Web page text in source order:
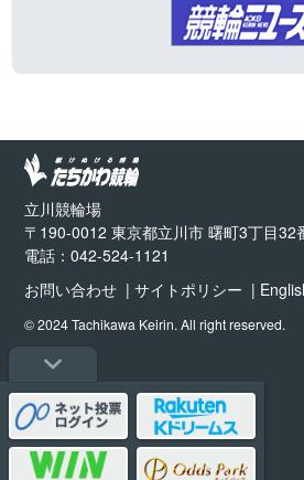
立川競輪場
〒190-0012 東京都立川市 曙町3丁目
電話：042-524-1121
お問い合わせ
サイトポリシー
© 2024 Tachikawa Keirin. All right reserved.